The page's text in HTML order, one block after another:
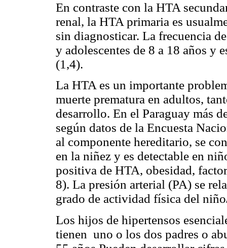
En contraste con la HTA
renal, la HTA primaria es
sin diagnosticar. La frecuencia
y adolescentes de 8 a 18 años y
(1,4).
La HTA es un importante
muerte prematura en adultos,
desarrollo. En el Paraguay más
según datos de la Encuesta
al componente hereditario, se
en la niñez y es detectable en
positiva de HTA, obesidad,
8). La presión arterial (PA) se
grado de actividad física del
Los hijos de hipertensos
tienen uno o los dos padres o